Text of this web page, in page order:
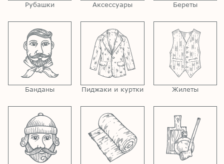
Рубашки Аксессуары Береты
Банданы Пиджаки и куртки Жилеты